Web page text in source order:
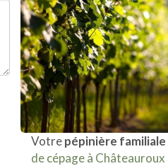
Votrepépinière familiale
de cépage à Châteauroux